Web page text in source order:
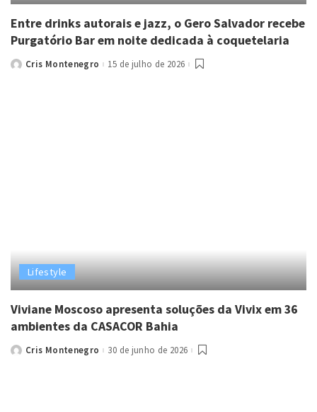
Entre drinks autorais e jazz, o Gero Salvador recebe
Purgatório Bar em noite dedicada à coquetelaria
PostedCris Montenegro 15 de julho de 2026
Lifestyle
Viviane Moscoso apresenta soluções da Vivix em 36
ambientes da CASACOR Bahia
PostedCris Montenegro 30 de junho de 2026